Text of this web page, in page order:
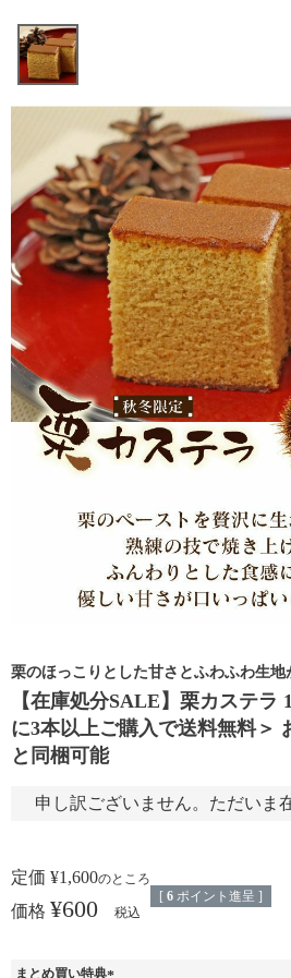
栗のほっこりとした甘さとふわふわ生地
【在庫処分SALE】栗カステラ
に3本以上ご購入で送料無料＞
と同梱可能
申し訳ございません。ただいま
定価 ¥1,600のところ
価格 ¥600 税込
[ 6 ポイント進呈 ]
まとめ買い特典